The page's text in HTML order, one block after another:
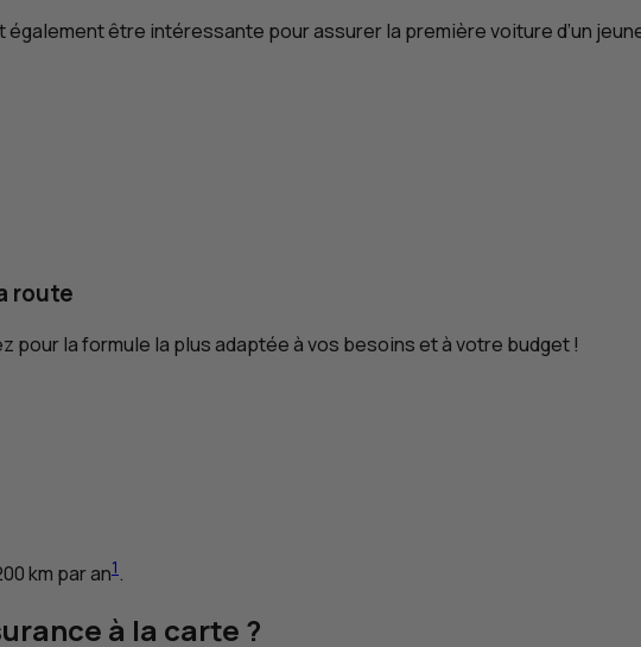
être intéressante pour assurer la première voiture d’un
route
la formule la plus adaptée à vos besoins et à votre budget !
km par an1.
à la carte ?